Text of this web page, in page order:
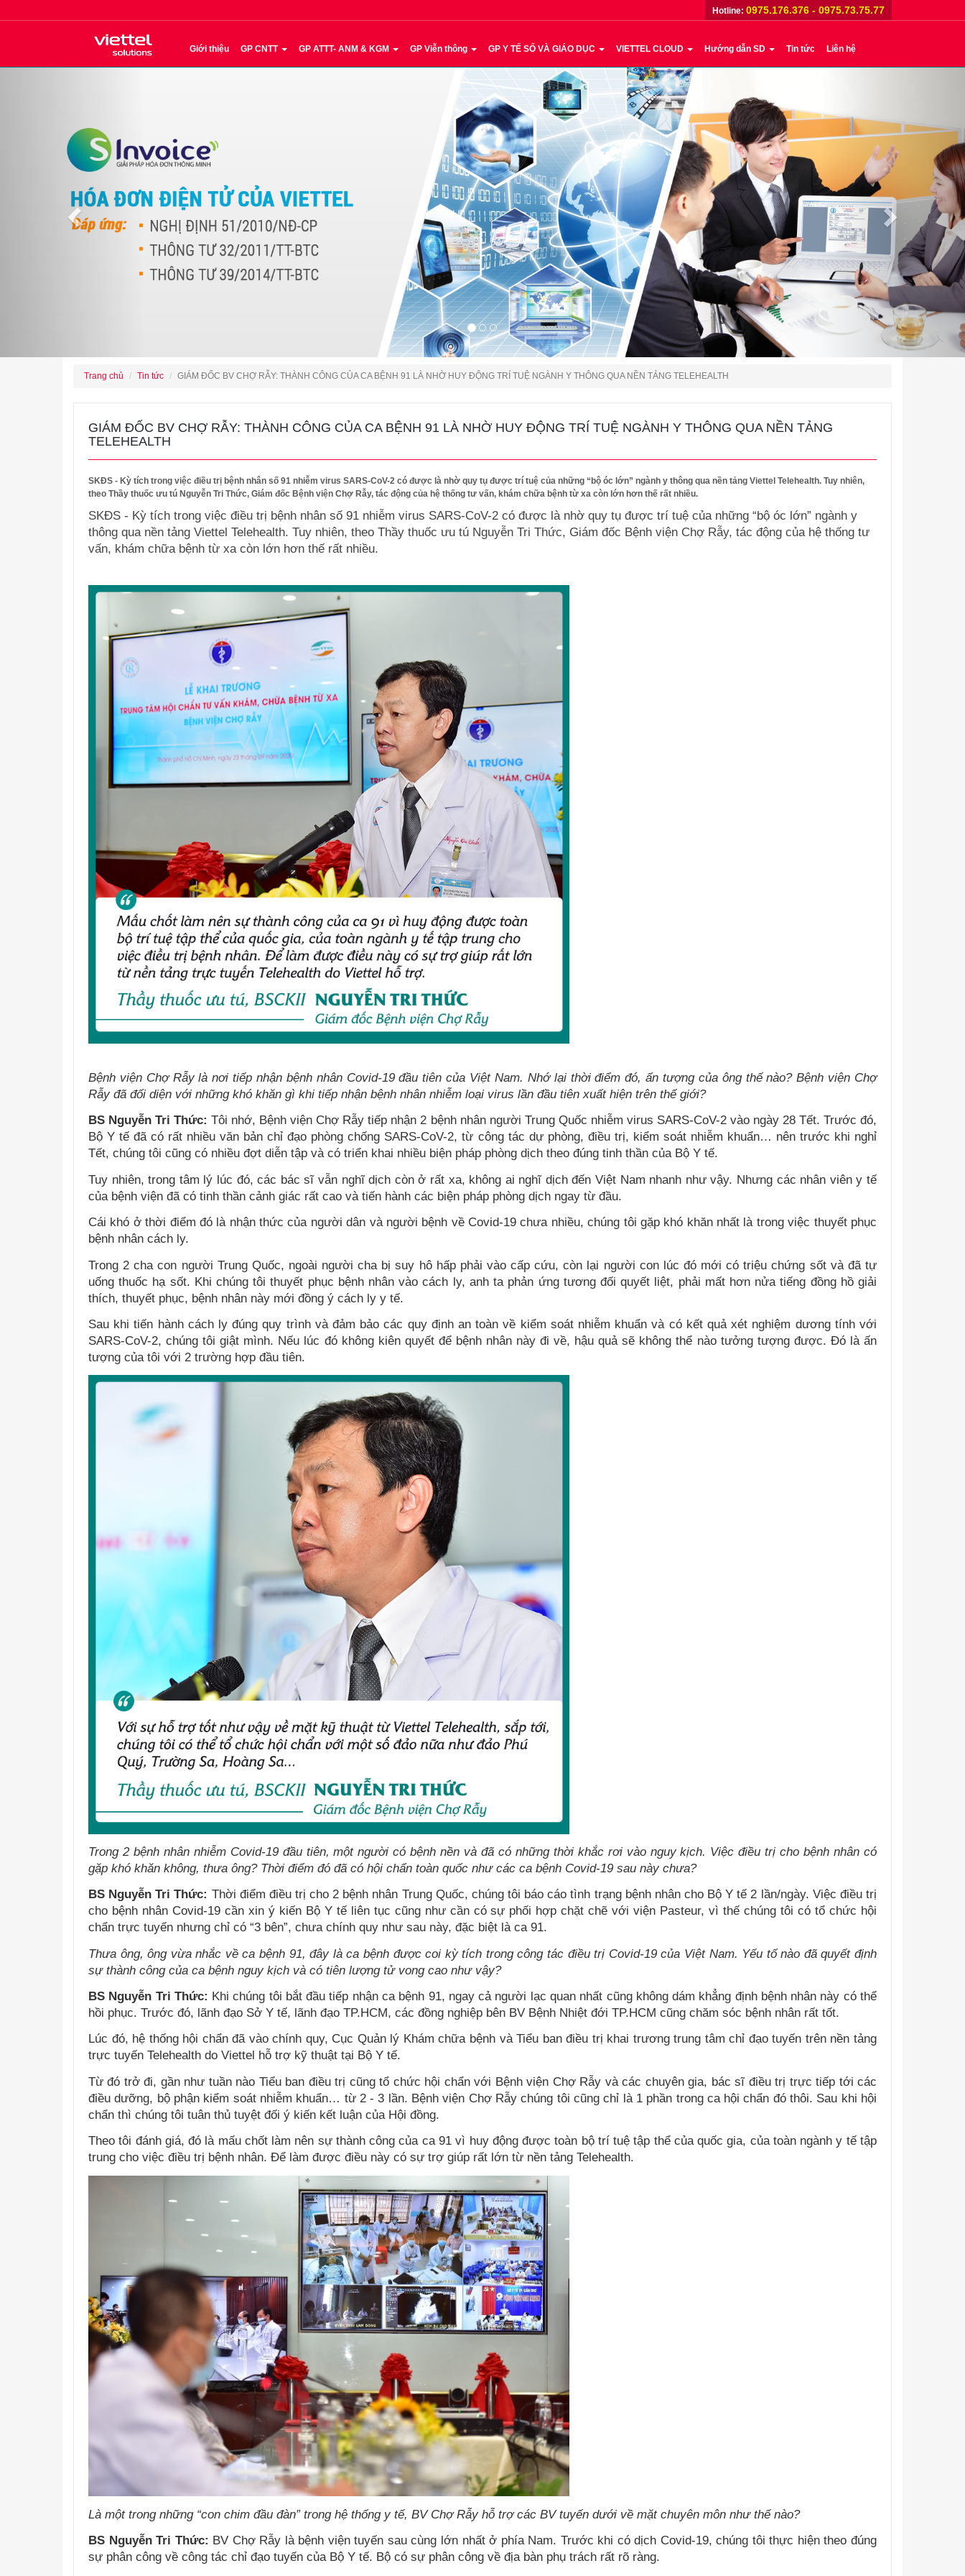
Hotline: 0975.176.376 - 0975.73.75.77
Giới thiệu GP CNTT GP ATTT- ANM & KGM GP Viễn thông GP Y TẾ SỐ VÀ GIÁO DỤC VIETTEL CLOUD Hướng dẫn SD Tin tức Liên hệ
Trang chủ Tin tức GIÁM ĐỐC BV CHỢ RẪY: THÀNH CÔNG CỦA CA BỆNH 91 LÀ NHỜ HUY ĐỘNG TRÍ TUỆ NGÀNH Y THÔNG QUA NỀN TẢNG TELEHEALTH
GIÁM ĐỐC BV CHỢ RẪY: THÀNH CÔNG CỦA CA BỆNH 91 LÀ NHỜ HUY ĐỘNG TRÍ TUỆ NGÀNH Y THÔNG QUA NỀN TẢNG
TELEHEALTH
SKĐS - Kỳ tích trong việc điều trị bệnh nhân số 91 nhiễm virus SARS-CoV-2 có được là nhờ quy tụ được trí tuệ của những “bộ óc lớn” ngành y thông qua nền tảng Viettel Telehealth. Tuy nhiên,
theo Thầy thuốc ưu tú Nguyễn Tri Thức, Giám đốc Bệnh viện Chợ Rẫy, tác động của hệ thống tư vấn, khám chữa bệnh từ xa còn lớn hơn thế rất nhiều.
SKĐS - Kỳ tích trong việc điều trị bệnh nhân số 91 nhiễm virus SARS-CoV-2 có được là nhờ quy tụ được trí tuệ của những “bộ óc lớn” ngành y
thông qua nền tảng Viettel Telehealth. Tuy nhiên, theo Thầy thuốc ưu tú Nguyễn Tri Thức, Giám đốc Bệnh viện Chợ Rẫy, tác động của hệ thống tư
vấn, khám chữa bệnh từ xa còn lớn hơn thế rất nhiều.
Bệnh viện Chợ Rẫy là nơi tiếp nhận bệnh nhân Covid-19 đầu tiên của Việt Nam. Nhớ lại thời điểm đó, ấn tượng của ông thế nào? Bệnh viện Chợ
Rẫy đã đối diện với những khó khăn gì khi tiếp nhận bệnh nhân nhiễm loại virus lần đầu tiên xuất hiện trên thế giới?
BS Nguyễn Tri Thức: Tôi nhớ, Bệnh viện Chợ Rẫy tiếp nhận 2 bệnh nhân người Trung Quốc nhiễm virus SARS-CoV-2 vào ngày 28 Tết. Trước đó,
Bộ Y tế đã có rất nhiều văn bản chỉ đạo phòng chống SARS-CoV-2, từ công tác dự phòng, điều trị, kiểm soát nhiễm khuẩn… nên trước khi nghỉ
Tết, chúng tôi cũng có nhiều đợt diễn tập và có triển khai nhiều biện pháp phòng dịch theo đúng tinh thần của Bộ Y tế.
Tuy nhiên, trong tâm lý lúc đó, các bác sĩ vẫn nghĩ dịch còn ở rất xa, không ai nghĩ dịch đến Việt Nam nhanh như vậy. Nhưng các nhân viên y tế
của bệnh viện đã có tinh thần cảnh giác rất cao và tiến hành các biện pháp phòng dịch ngay từ đầu.
Cái khó ở thời điểm đó là nhận thức của người dân và người bệnh về Covid-19 chưa nhiều, chúng tôi gặp khó khăn nhất là trong việc thuyết phục
bệnh nhân cách ly.
Trong 2 cha con người Trung Quốc, ngoài người cha bị suy hô hấp phải vào cấp cứu, còn lại người con lúc đó mới có triệu chứng sốt và đã tự
uống thuốc hạ sốt. Khi chúng tôi thuyết phục bệnh nhân vào cách ly, anh ta phản ứng tương đối quyết liệt, phải mất hơn nửa tiếng đồng hồ giải
thích, thuyết phục, bệnh nhân này mới đồng ý cách ly y tế.
Sau khi tiến hành cách ly đúng quy trình và đảm bảo các quy định an toàn về kiểm soát nhiễm khuẩn và có kết quả xét nghiệm dương tính với
SARS-CoV-2, chúng tôi giật mình. Nếu lúc đó không kiên quyết để bệnh nhân này đi về, hậu quả sẽ không thể nào tưởng tượng được. Đó là ấn
tượng của tôi với 2 trường hợp đầu tiên.
Trong 2 bệnh nhân nhiễm Covid-19 đầu tiên, một người có bệnh nền và đã có những thời khắc rơi vào nguy kịch. Việc điều trị cho bệnh nhân có
gặp khó khăn không, thưa ông? Thời điểm đó đã có hội chẩn toàn quốc như các ca bệnh Covid-19 sau này chưa?
BS Nguyễn Tri Thức: Thời điểm điều trị cho 2 bệnh nhân Trung Quốc, chúng tôi báo cáo tình trạng bệnh nhân cho Bộ Y tế 2 lần/ngày. Việc điều trị
cho bệnh nhân Covid-19 cần xin ý kiến Bộ Y tế liên tục cũng như cần có sự phối hợp chặt chẽ với viện Pasteur, vì thế chúng tôi có tổ chức hội
chẩn trực tuyến nhưng chỉ có “3 bên”, chưa chính quy như sau này, đặc biệt là ca 91.
Thưa ông, ông vừa nhắc về ca bệnh 91, đây là ca bệnh được coi kỳ tích trong công tác điều trị Covid-19 của Việt Nam. Yếu tố nào đã quyết định
sự thành công của ca bệnh nguy kịch và có tiên lượng tử vong cao như vậy?
BS Nguyễn Tri Thức: Khi chúng tôi bắt đầu tiếp nhận ca bệnh 91, ngay cả người lạc quan nhất cũng không dám khẳng định bệnh nhân này có thể
hồi phục. Trước đó, lãnh đạo Sở Y tế, lãnh đạo TP.HCM, các đồng nghiệp bên BV Bệnh Nhiệt đới TP.HCM cũng chăm sóc bệnh nhân rất tốt.
Lúc đó, hệ thống hội chẩn đã vào chính quy, Cục Quản lý Khám chữa bệnh và Tiểu ban điều trị khai trương trung tâm chỉ đạo tuyến trên nền tảng
trực tuyến Telehealth do Viettel hỗ trợ kỹ thuật tại Bộ Y tế.
Từ đó trở đi, gần như tuần nào Tiểu ban điều trị cũng tổ chức hội chẩn với Bệnh viện Chợ Rẫy và các chuyên gia, bác sĩ điều trị trực tiếp tới các
điều dưỡng, bộ phận kiểm soát nhiễm khuẩn… từ 2 - 3 lần. Bệnh viện Chợ Rẫy chúng tôi cũng chỉ là 1 phần trong ca hội chẩn đó thôi. Sau khi hội
chẩn thì chúng tôi tuân thủ tuyệt đối ý kiến kết luận của Hội đồng.
Theo tôi đánh giá, đó là mấu chốt làm nên sự thành công của ca 91 vì huy động được toàn bộ trí tuệ tập thể của quốc gia, của toàn ngành y tế tập
trung cho việc điều trị bệnh nhân. Để làm được điều này có sự trợ giúp rất lớn từ nền tảng Telehealth.
Là một trong những “con chim đầu đàn” trong hệ thống y tế, BV Chợ Rẫy hỗ trợ các BV tuyến dưới về mặt chuyên môn như thế nào?
BS Nguyễn Tri Thức: BV Chợ Rẫy là bệnh viện tuyến sau cùng lớn nhất ở phía Nam. Trước khi có dịch Covid-19, chúng tôi thực hiện theo đúng
sự phân công về công tác chỉ đạo tuyến của Bộ Y tế. Bộ có sự phân công về địa bàn phụ trách rất rõ ràng.